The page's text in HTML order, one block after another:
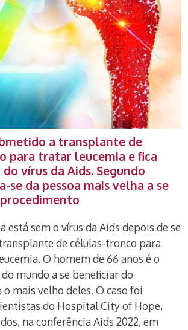
a transplante de
para tratar leucemia e fica
vírus da Aids. Segundo
se da pessoa mais velha a se
está sem o vírus da Aids depois de se
de células-tronco para
O homem de 66 anos é o
mundo a se beneficiar do
mais velho deles. O caso foi
do Hospital City of Hope,
na conferência Aids 2022, em